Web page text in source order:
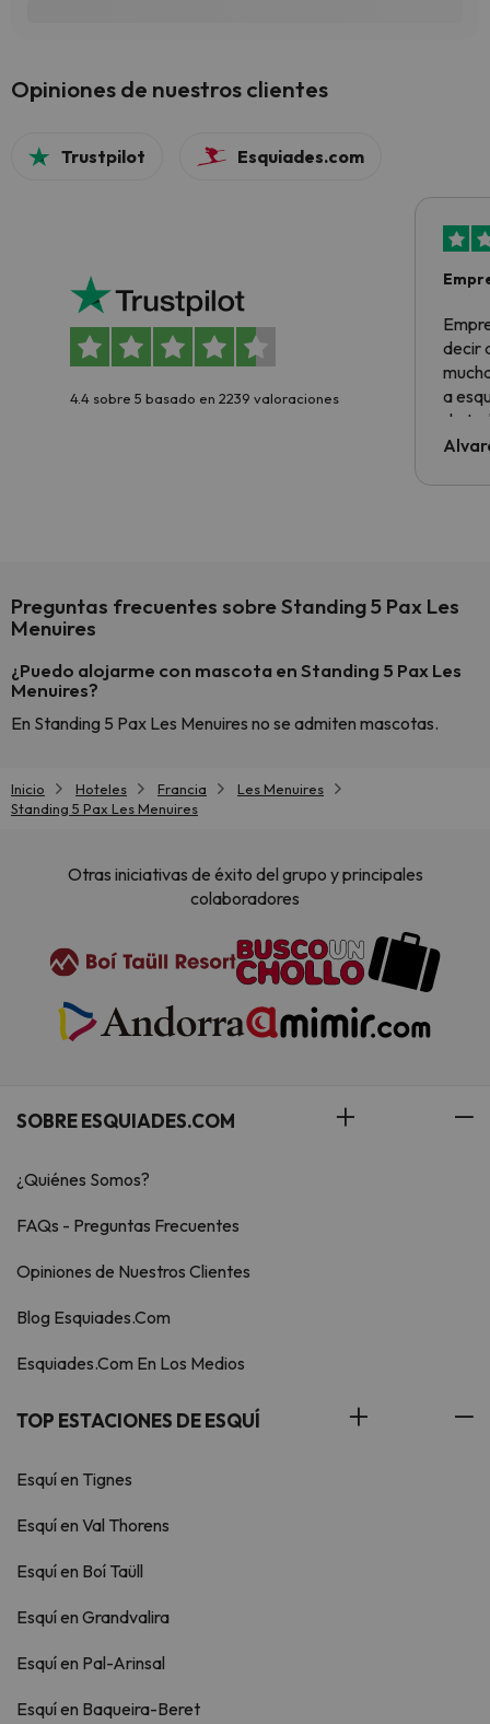
Opiniones de nuestros clientes
Trustpilot Esquiades.com
4.4 sobre 5 basado en 2239 valoraciones
decir
a
de
al
culpa
Preguntas frecuentes sobre Standing 5 Pax Les
Menuires
¿Puedo alojarme con mascota en Standing 5 Pax Les
Menuires?
En Standing 5 Pax Les Menuires no se admiten mascotas.
Inicio Hoteles Francia
Les Menuires
Standing 5 Pax Les Menuires
Otras iniciativas de éxito del grupo y principales
colaboradores
SOBRE ESQUIADES.COM
¿Quiénes Somos?
FAQs - Preguntas Frecuentes
Opiniones de Nuestros Clientes
Blog Esquiades.Com
Esquiades.Com En Los Medios
TOP ESTACIONES DE ESQUÍ
Esquí en Tignes
Esquí en Val Thorens
Esquí en Boí Taüll
Esquí en Grandvalira
Esquí en Pal-Arinsal
Esquí en Baqueira-Beret